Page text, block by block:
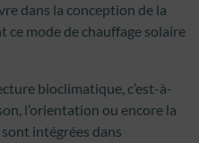
dans la conception de la
ce mode de chauffage solaire
bioclimatique, c’est-à-
l’orientation ou encore la
intégrées dans